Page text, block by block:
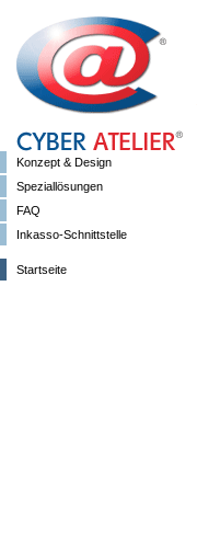
Konzept & Design
Speziallösungen
FAQ
Inkasso-Schnittstelle
Startseite